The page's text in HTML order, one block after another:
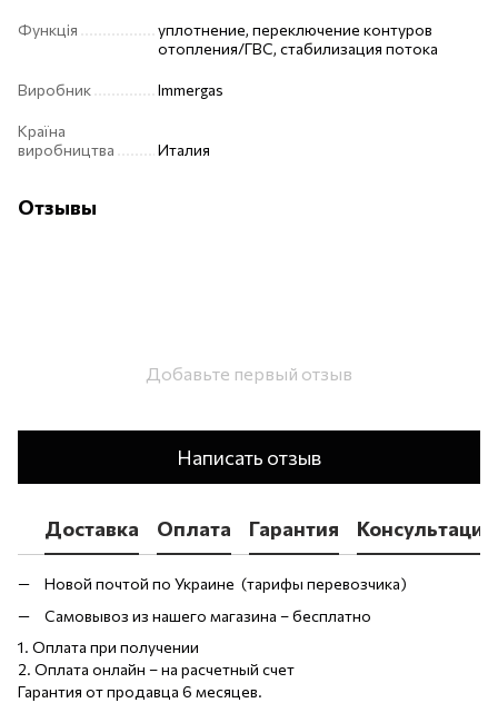
Функція
уплотнение, переключение контуров
отопления/ГВС, стабилизация потока
Виробник Immergas
Країна
виробництва
Италия
Отзывы
Добавьте первый отзыв
Написать отзыв
Доставка Оплата Гарантия Консультация
Новой почтой по Украине (тарифы перевозчика)
Самовывоз из нашего магазина – бесплатно
1. Оплата при получении
2. Оплата онлайн – на расчетный счет
Гарантия от продавца 6 месяцев.